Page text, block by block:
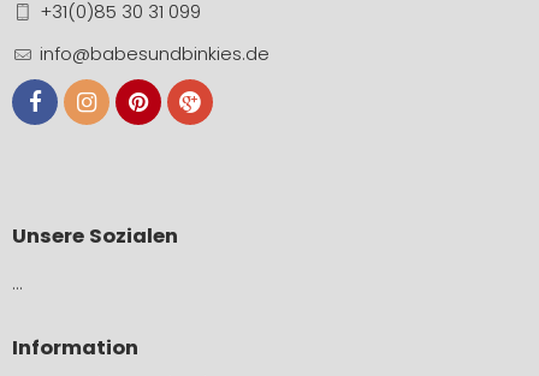
+31(0)85 30 31 099
info@babesundbinkies.de
Unsere Sozialen
…
Information